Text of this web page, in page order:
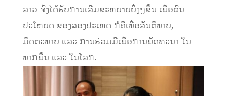
ລາວ ຈົ່ງໄດ້ຮັບການເສີມຂະຫຍາຍຍິ່ງໆຂຶ້ນ ເພື່ອຜົນ
ປະໂຫຍດ ຂອງສອງປະເທດ ກໍຄືເພື່ອສັນຕິພາບ,
ມິດຕະພາບ ແລະ ການຮ່ວມມືເພື່ອການພັດທະນາ ໃນ
ພາກພື້ນ ແລະ ໃນໂລກ.